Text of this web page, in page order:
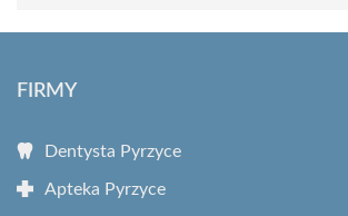
FIRMY
Dentysta Pyrzyce
Apteka Pyrzyce